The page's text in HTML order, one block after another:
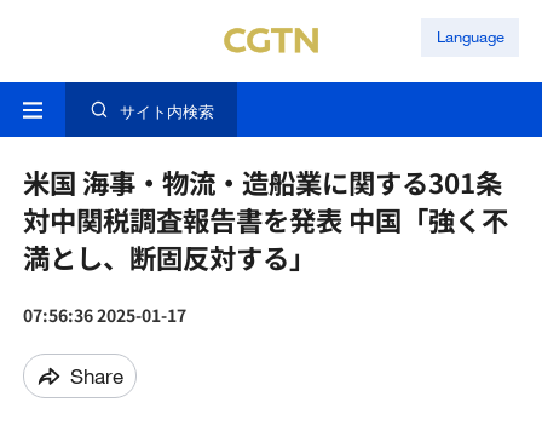
Language
サイト内検索
米国 海事・物流・造船業に関する301条
対中関税調査報告書を発表 中国「強く不
満とし、断固反対する」
07:56:36 2025-01-17
Share